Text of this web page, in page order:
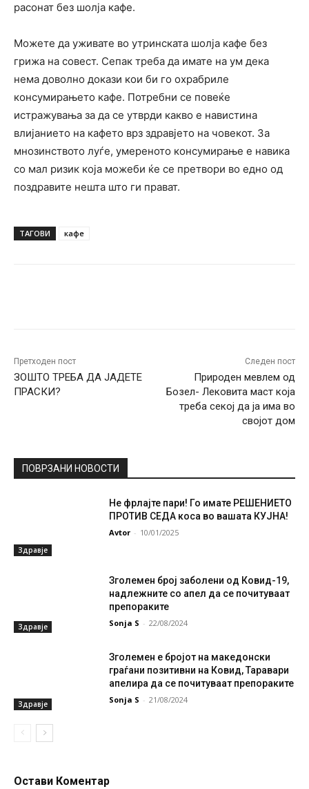
расонат без шолја кафе.
Можете да уживате во утринската шолја кафе без
грижа на совест. Сепак треба да имате на ум дека
нема доволно докази кои би го охрабриле
консумирањето кафе. Потребни се повеќе
истражувања за да се утврди какво е навистина
влијанието на кафето врз здравјето на човекот. За
мнозинството луѓе, умереното консумирање е навика
со мал ризик која можеби ќе се претвори во едно од
поздравите нешта што ги прават.
ТАГОВИ кафе
Претходен пост
ЗОШТО ТРЕБА ДА ЈАДЕТЕ
ПРАСКИ?
Следен пост
Природен мевлем од
Бозел- Лековита маст која
треба секој да ја има во
својот дом
ПОВРЗАНИ НОВОСТИ
Здравје
Не фрлајте пари! Го имате РЕШЕНИЕТО
ПРОТИВ СЕДА коса во вашата КУЈНА!
Avtor - 10/01/2025
Здравје
Зголемен број заболени од Ковид-19,
надлежните со апел да се почитуваат
препораките
Sonja S - 22/08/2024
Здравје
Зголемен е бројот на македонски
граѓани позитивни на Ковид, Таравари
апелира да се почитуваат препораките
Sonja S - 21/08/2024
Остави Коментар